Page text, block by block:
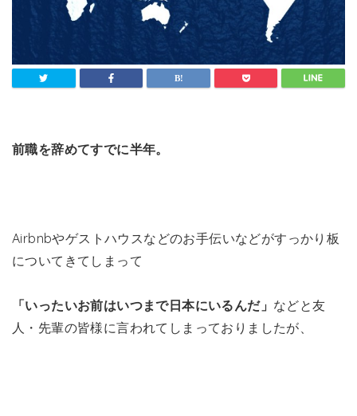
前職を辞めてすでに半年。
Airbnbやゲストハウスなどのお手伝いなどがすっかり板
についてきてしまって
「いったいお前はいつまで日本にいるんだ」 などと友
人・先輩の皆様に言われてしまっておりましたが、